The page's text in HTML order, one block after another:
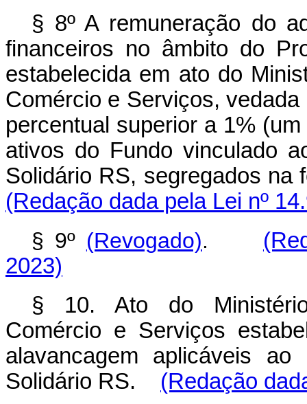
§ 8º A remuneração do
financeiros no âmbito do
estabelecida em ato do
Comércio e Serviços,
percentual superior a 1%
ativos do Fundo vinculado
Solidário RS, segregados
(Redação dada pela Lei nº
§ 9º (Revogado).
2023)
§ 10. Ato do Ministério
Comércio e Serviços
alavancagem aplicáveis
Solidário RS. (Redação